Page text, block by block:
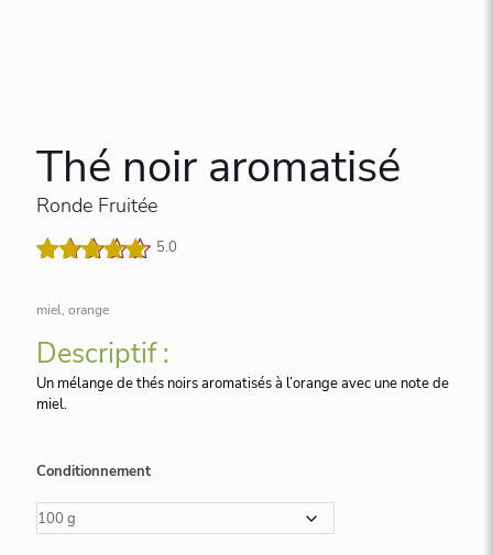
Thé noir aromatisé
Ronde Fruitée
sur 5
basé sur
notations
client
5.0
miel, orange
Descriptif :
Un mélange de thés noirs aromatisés à l’orange avec une note de
miel.
Conditionnement